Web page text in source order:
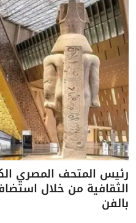
رئيس المتحف المصري
الثقافية من خلال
بالفن